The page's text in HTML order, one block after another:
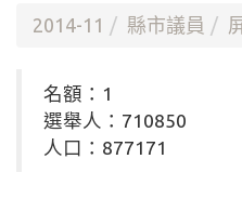
2014-11 縣市議員
名額：1
選舉人：710850
人口：877171